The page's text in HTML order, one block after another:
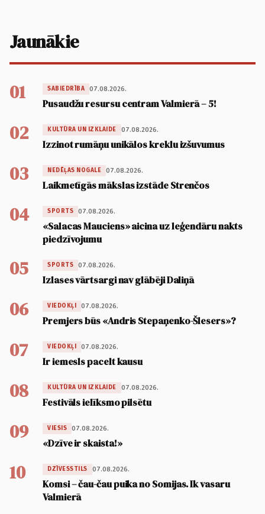
Jaunākie
01 SABIEDRĪBA 07.08.2026.
Pusaudžu resursu centram Valmierā – 5!
02 KULTŪRA UN IZKLAIDE 07.08.2026.
Izzinot rumāņu unikālos kreklu izšuvumus
03 NEDĒĻAS NOGALE 07.08.2026.
Laikmetīgās mākslas izstāde Strenčos
04 SPORTS 07.08.2026.
«Salacas Mauciens» aicina uz leģendāru nakts
piedzīvojumu
05 SPORTS 07.08.2026.
Izlases vārtsargi nav glābēji Daliņā
06 VIEDOKĻI 07.08.2026.
Premjers būs «Andris Stepaņenko-Šlesers»?
07 VIEDOKĻI 07.08.2026.
Ir iemesls pacelt kausu
08 KULTŪRA UN IZKLAIDE 07.08.2026.
Festivāls ielīksmo pilsētu
09 VIESIS 07.08.2026.
«Dzīve ir skaista!»
10 DZĪVESSTILS 07.08.2026.
Komsi – čau-čau puika no Somijas. Ik vasaru
Valmierā